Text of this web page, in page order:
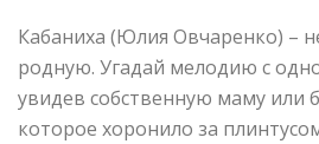
Кабаниха (Юлия Овчаренко) –
родную. Угадай мелодию с
увидев собственную маму или
которое хоронило за